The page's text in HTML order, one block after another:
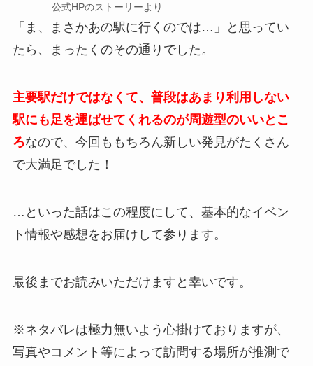
公式HPのストーリーより
「ま、まさかあの駅に行くのでは…」と思ってい
たら、まったくのその通りでした。
主要駅だけではなくて、普段はあまり利用しない
駅にも足を運ばせてくれるのが周遊型のいいとこ
ろなので、今回ももちろん新しい発見がたくさん
で大満足でした！
…といった話はこの程度にして、基本的なイベン
ト情報や感想をお届けして参ります。
最後までお読みいただけますと幸いです。
※ネタバレは極力無いよう心掛けておりますが、
写真やコメント等によって訪問する場所が推測で